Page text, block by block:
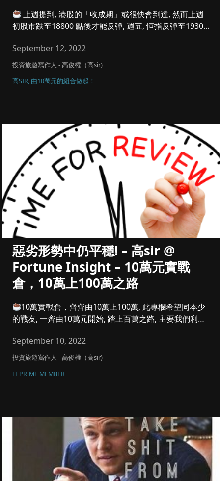
上週提到, 港股的「收成期」或很快會到達, 然而上週
初股市跌至18800 點後才能反彈, 週五, 恒指反彈至1930...
September 12, 2022
投資旅遊寫作人 - 高俊權（高sir)
高SIR, 由10萬元的組合做起！
惡劣形勢中仍平穩! – 高sir @
Fortune Insight – 10萬元實戰
倉，10萬上100萬之路
10萬實戰倉，齊齊由10萬上100萬, 此專欄希望同本少
的戰友, 一齊由10萬元開始, 踏上百萬之路, 主要我們利潤
September 10, 2022
投資旅遊寫作人 - 高俊權（高sir)
FI PRIME MEMBER